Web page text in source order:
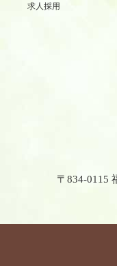
求人採用
〒834-0115